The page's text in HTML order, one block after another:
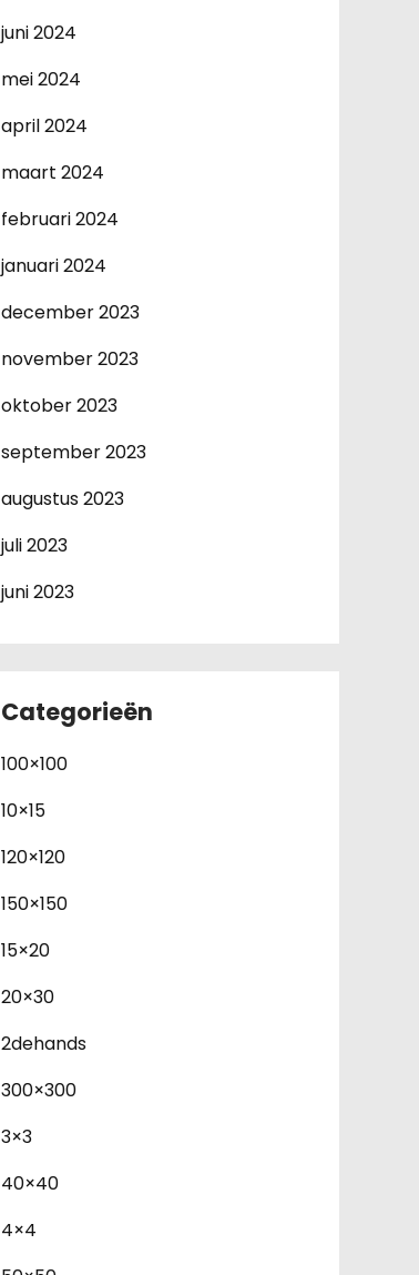
juni 2024
mei 2024
april 2024
maart 2024
februari 2024
januari 2024
december 2023
november 2023
oktober 2023
september 2023
augustus 2023
juli 2023
juni 2023
Categorieën
100×100
10×15
120×120
150×150
15×20
20×30
2dehands
300×300
3×3
40×40
4×4